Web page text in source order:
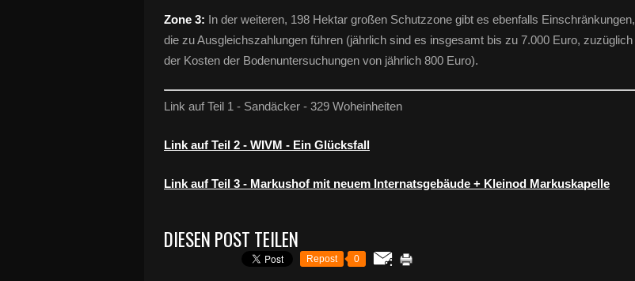
Zone 3: In der weiteren, 198 Hektar großen Schutzzone gibt es ebenfalls Einschränkungen,
die zu Ausgleichszahlungen führen (jährlich sind es insgesamt bis zu 7.000 Euro, zuzüglich
der Kosten der Bodenuntersuchungen von jährlich 800 Euro).
Link auf Teil 1 - Sandäcker - 329 Woheinheiten
Link auf Teil 2 - WIVM - Ein Glücksfall
Link auf Teil 3 - Markushof mit neuem Internatsgebäude + Kleinod Markuskapelle
DIESEN POST TEILEN
Repost 0